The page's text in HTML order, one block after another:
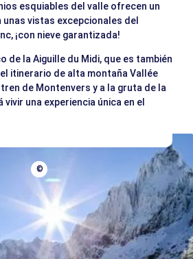
esquiables del valle ofrecen un
vistas excepcionales del
¡con nieve garantizada!
de la Aiguille du Midi, que es también
itinerario de alta montaña Vallée
de Montenvers y a la gruta de la
vivir una experiencia única en el
©